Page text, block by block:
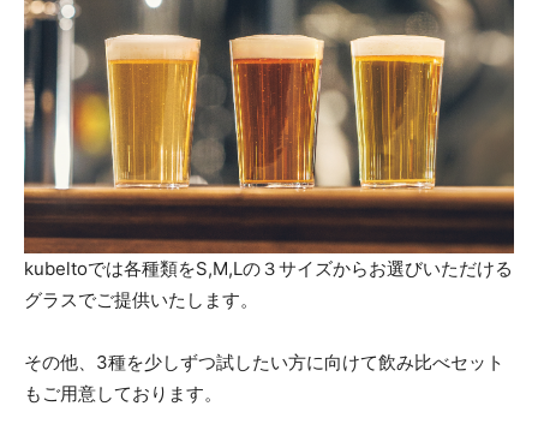
kubeltoでは各種類をS,M,Lの３サイズからお選びいただける
グラスでご提供いたします。
その他、3種を少しずつ試したい方に向けて飲み比べセット
もご用意しております。